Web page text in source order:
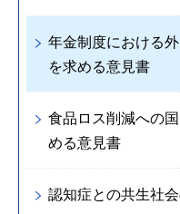
年金制度における
を求める意見書
食品ロス削減への
める意見書
認知症との共生社